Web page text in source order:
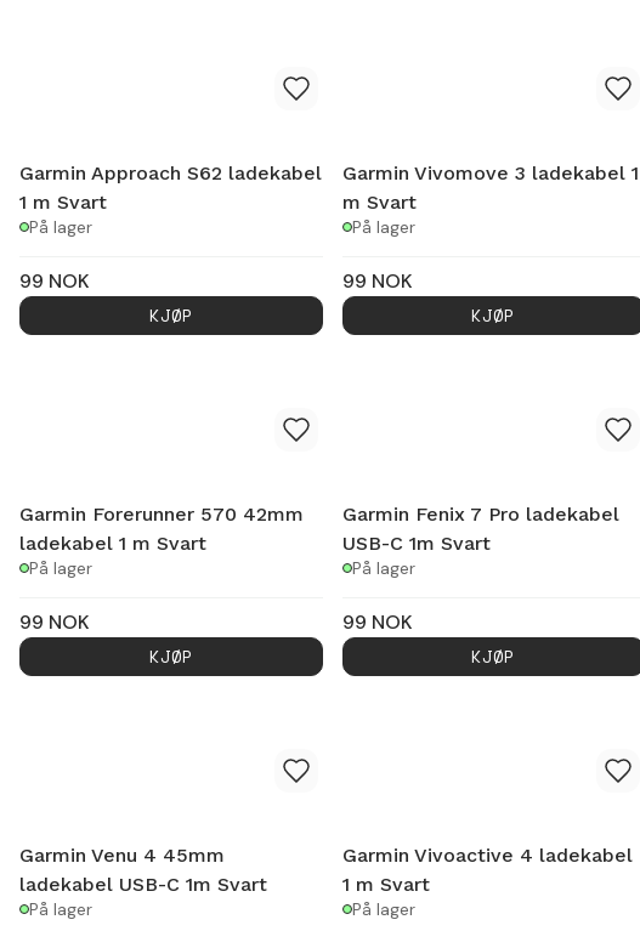
Garmin Approach S62 ladekabel
1 m Svart
På lager
99 NOK
KJØP
Garmin Vivomove 3 ladekabel 1
m Svart
På lager
99 NOK
KJØP
Garmin Forerunner 570 42mm
ladekabel 1 m Svart
På lager
99 NOK
KJØP
Garmin Fenix 7 Pro ladekabel
USB-C 1m Svart
På lager
99 NOK
KJØP
Garmin Venu 4 45mm
ladekabel USB-C 1m Svart
På lager
Garmin Vivoactive 4 ladekabel
1 m Svart
På lager